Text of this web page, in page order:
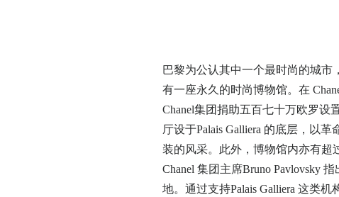
巴黎为公认其中一个最时尚的城市
有一座永久的时尚博物馆。在
Chanel集团捐助五百七十万欧罗设
厅设于Palais Galliera 的底层，以
装的风采。此外，博物馆内亦有超
Chanel 集团主席Bruno Pavlovsky
地。通过支持Palais Galliera 这类